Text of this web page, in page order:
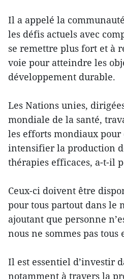
Il a appelé la
les défis actuels avec
se remettre plus fort et à
voie pour atteindre les
développement durable.
Les Nations unies,
mondiale de la santé,
les efforts mondiaux pour
intensifier la production
thérapies efficaces, a-t-il
Ceux-ci doivent être
pour tous partout dans le
ajoutant que personne
nous ne sommes pas tous
Il est essentiel d’investir
notamment à travers la